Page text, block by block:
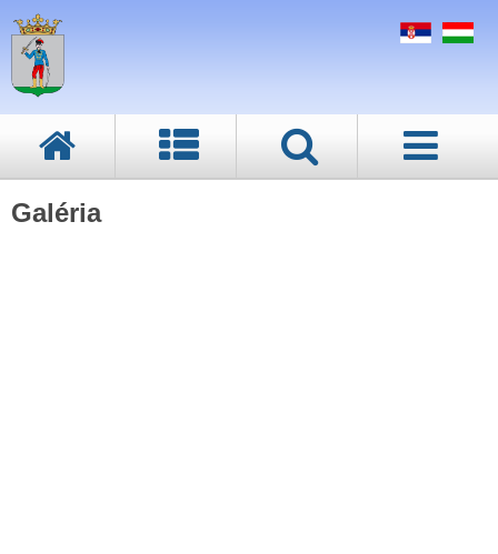
Galéria